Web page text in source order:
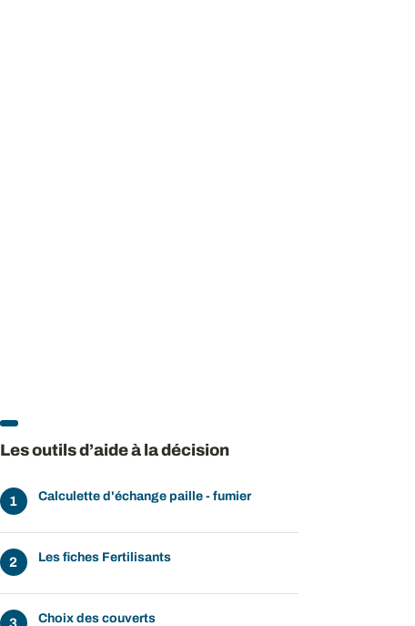
Les outils d’aide à la décision
Calculette d'échange paille - fumier
Les fiches Fertilisants
Choix des couverts